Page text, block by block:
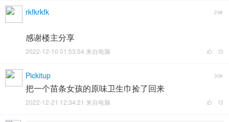
rkfkrkfk 29#
感谢楼主分享
2022-12-10 01:53:54 来自电脑
Pickitup 30#
把一个苗条女孩的原味卫生巾捡了回来
2022-12-21 12:34:21 来自电脑